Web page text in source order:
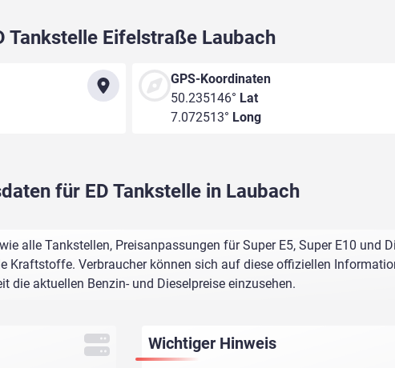
Tankstelle Eifelstraße Laubach
GPS-Koordinaten
50.235146° Lat
7.072513° Long
für ED Tankstelle in Laubach
alle Tankstellen, Preisanpassungen für Super E5, Super E10 und
Kraftstoffe. Verbraucher können sich auf diese offiziellen
die aktuellen Benzin- und Dieselpreise einzusehen.
Wichtiger Hinweis